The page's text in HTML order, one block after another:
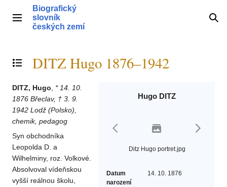
obsahHlavní menu
Biografický
slovník
českých zemí
Přepnout obsah
DITZ Hugo 1876–1942
Hugo DITZ
Ditz Hugo portret.jpg
Datum
narození
14. 10. 1876
DITZ, Hugo
* 14. 10.
1876 Břeclav, † 3. 9.
1942 Lodž (Polsko),
chemik, pedagog
Syn obchodníka
Leopolda D. a
Wilhelminy, roz. Volkové.
Absolvoval vídeňskou
vyšší reálnou školu,